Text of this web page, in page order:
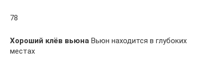
78
Хороший клёв вьюна Вьюн находится в глубоких
местах